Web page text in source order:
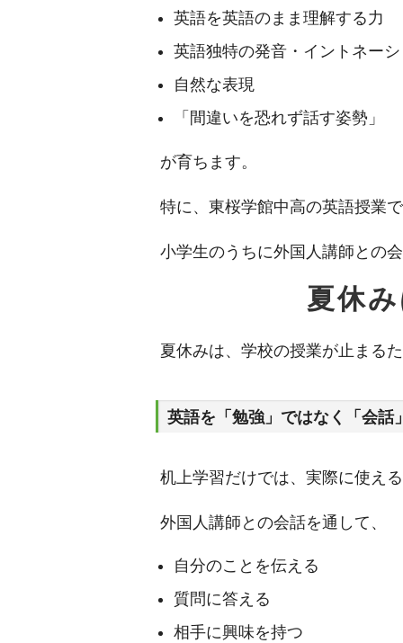
英語を英語のまま理解する力
英語独特の発音・イントネー
自然な表現
「間違いを恐れず話す姿勢」
が育ちます。
特に、東桜学館中高の英語授業
小学生のうちに外国人講師との
夏休
夏休みは、学校の授業が止まる
英語を「勉強」ではなく「会話
机上学習だけでは、実際に使え
外国人講師との会話を通して、
自分のことを伝える
質問に答える
相手に興味を持つ